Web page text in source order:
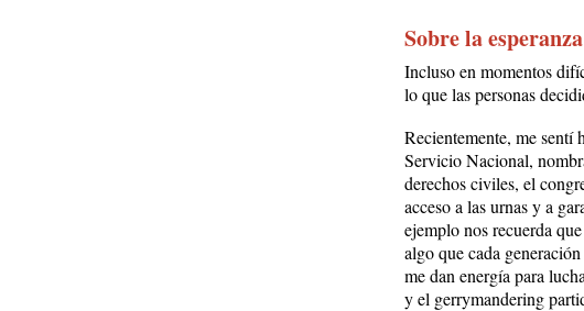
Sobre la esperanza
Incluso en momentos
lo que las personas
Recientemente, me
Servicio Nacional,
derechos civiles, el
acceso a las urnas y a
ejemplo nos recuerda
algo que cada
me dan energía para
y el gerrymandering